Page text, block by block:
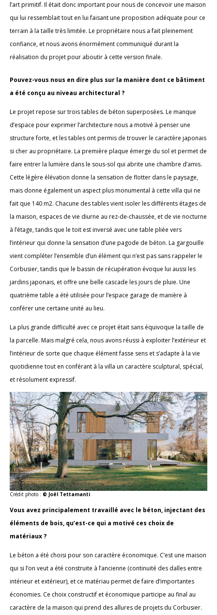
l’art primitif. Il était donc important pour nous de concevoir une maison
qui lui ressemblait tout en lui faisant une proposition adéquate pour ce
terrain à la taille très limitée. Le propriétaire nous a fait pleinement
confiance, et nous avons énormément communiqué durant la
réalisation du projet pour aboutir à cette version finale.
Pouvez-vous nous en dire plus sur la manière dont ce bâtiment
a été conçu au niveau architectural ?
Le projet repose sur trois tables de béton superposées. Le manque
d’espace pour exprimer l’architecture nous a motivé à penser une
structure forte, et les tables ont permis de trouver le caractère japonais
si cher au propriétaire. La première plaque émerge du sol et permet de
faire entrer la lumière dans le sous-sol qui abrite une chambre d’amis.
Cette légère élévation donne la sensation de flotter dans le paysage,
mais donne également un aspect plus monumental à cette villa qui ne
fait que 140 m2. Chacune des tables vient isoler les différents étages de
la maison, espaces de vie diurne au rez-de-chaussée, et de vie nocturne
à l’étage, tandis que le toit est inversé avec une table pliée vers
l’intérieur qui donne la sensation d’une pagode de béton. La gargouille
vient compléter l’ensemble d’un élément qui n’est pas sans rappeler le
Corbusier, tandis que le bassin de récupération évoque lui aussi les
jardins japonais, et offre une belle cascade les jours de pluie. Une
quatrième table a été utilisée pour l’espace garage de manière à
conférer une certaine unité au lieu.
La plus grande difficulté avec ce projet était sans équivoque la taille de
la parcelle. Mais malgré cela, nous avons réussi à exploiter l’extérieur et
l’intérieur de sorte que chaque élément fasse sens et s’adapte à la vie
quotidienne tout en conférant à la villa un caractère sculptural, spécial,
et résolument expressif.
Crédit photo : © Joël Tettamanti
Vous avez principalement travaillé avec le béton, injectant des
éléments de bois, qu’est-ce qui a motivé ces choix de
matériaux ?
Le béton a été choisi pour son caractère économique. C’est une maison
qui si l’on veut a été construite à l’ancienne (continuité des dalles entre
intérieur et extérieur), et ce matériau permet de faire d’importantes
économies. Ce choix constructif et économique participe au final au
caractère de la maison qui prend des allures de projets du Corbusier.